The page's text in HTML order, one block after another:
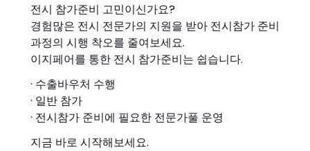
전시 참가준비 고민이신가요?
경험많은 전시 전문가의 지원을 받아 전시참가 준비
과정의 시행 착오를 줄여보세요.
이지페어를 통한 전시 참가준비는 쉽습니다.
· 수출바우처 수행
· 일반 참가
· 전시참가 준비에 필요한 전문가풀 운영
지금 바로 시작해보세요.